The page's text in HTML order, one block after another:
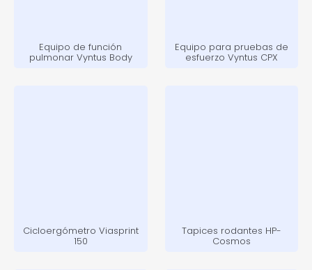
Equipo de función
pulmonar Vyntus Body
Equipo para pruebas de
esfuerzo Vyntus CPX
Cicloergómetro Viasprint
150
Tapices rodantes HP-
Cosmos